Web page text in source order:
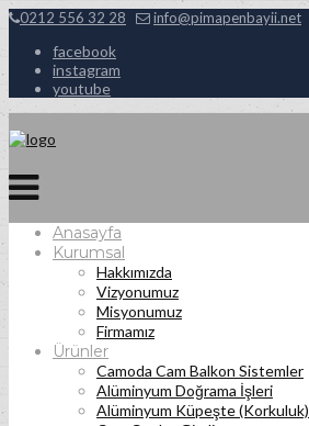
0212 556 32 28 info@pimapenbayii.net
facebook
instagram
youtube
Anasayfa
Kurumsal
Hakkımızda
Vizyonumuz
Misyonumuz
Firmamız
Ürünler
Camoda Cam Balkon Sistemler
Alüminyum Doğrama İşleri
Alüminyum Küpeşte (Korkuluk)